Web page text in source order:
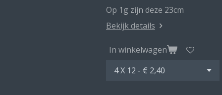
Op 1g zijn deze 23cm
Bekijk details
In winkelwagen